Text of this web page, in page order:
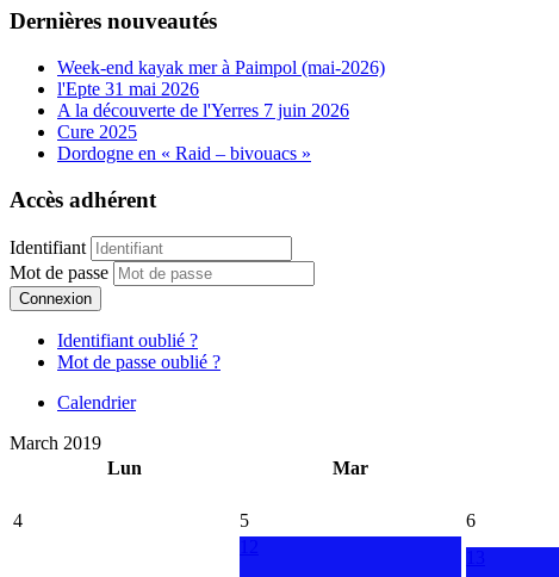
Dernières nouveautés
Week-end kayak mer à Paimpol (mai-2026)
l'Epte 31 mai 2026
A la découverte de l'Yerres 7 juin 2026
Cure 2025
Dordogne en « Raid – bivouacs »
Accès adhérent
Identifiant
Mot de passe
Connexion
Identifiant oublié ?
Mot de passe oublié ?
Calendrier
March 2019
Lun
Mar
4
5 6